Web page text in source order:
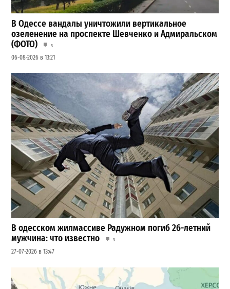
В Одессе вандалы уничтожили вертикальное
озеленение на проспекте Шевченко и Адмиральском
(ФОТО)
3
06-08-2026 в 13:21
В одесском жилмассиве Радужном погиб 26-летний
мужчина: что известно
3
27-07-2026 в 13:47